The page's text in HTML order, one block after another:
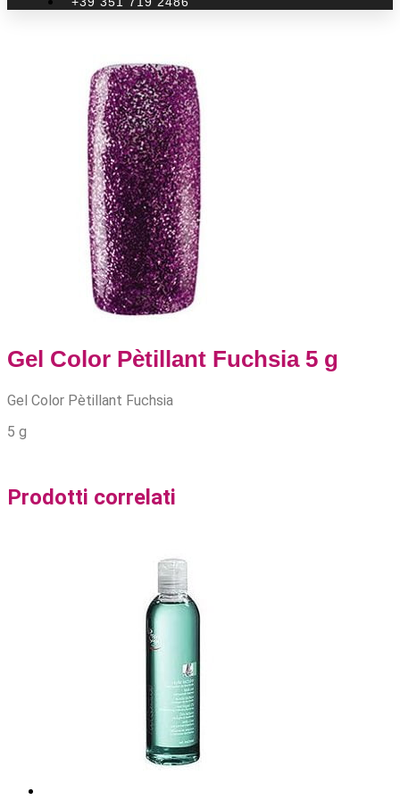
Gel Color Pètillant Fuchsia 5 g
Gel Color Pètillant Fuchsia
5 g
Prodotti correlati